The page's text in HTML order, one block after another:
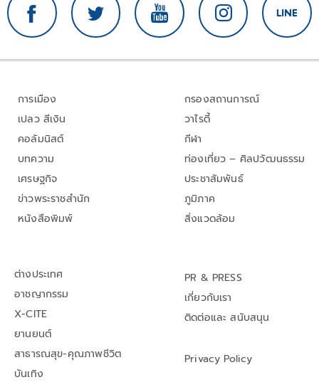
การเมือง
เปลว สีเงิน
คอลัมนิสต์
บทความ
เศรษฐกิจ
ข่าวพระราชสำนัก
หนังสือพิมพ์
กรองสถานการณ์
วาไรตี้
กีฬา
ท่องเที่ยว – ศิลปวัฒนธรรม
ประชาสัมพันธ์
ภูมิภาค
สิ่งแวดล้อม
ต่างประเทศ
อาชญากรรม
X-CITE
ยานยนต์
สาธารณสุข-คุณภาพชีวิต
บันเทิง
PR & PRESS
เกี่ยวกับเรา
ติดต่อและ สนับสนุน
Privacy Policy